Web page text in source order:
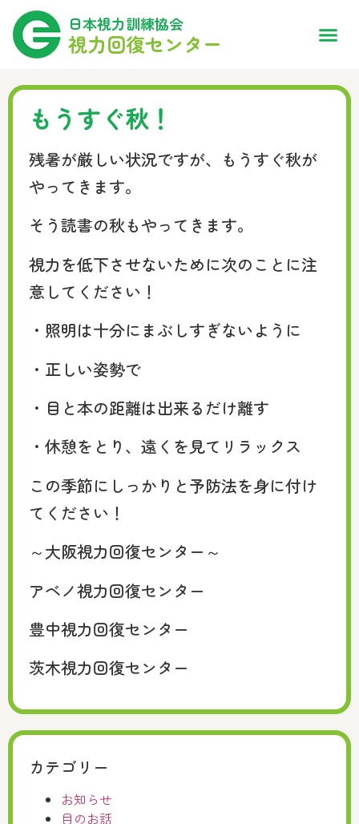
日本視力訓練協会
視力回復センター
もうすぐ秋！
残暑が厳しい状況ですが、もうすぐ秋が
やってきます。
そう読書の秋もやってきます。
視力を低下させないために次のことに注
意してください！
・照明は十分にまぶしすぎないように
・正しい姿勢で
・目と本の距離は出来るだけ離す
・休憩をとり、遠くを見てリラックス
この季節にしっかりと予防法を身に付け
てください！
～大阪視力回復センター～
アベノ視力回復センター
豊中視力回復センター
茨木視力回復センター
カテゴリー
お知らせ
目のお話